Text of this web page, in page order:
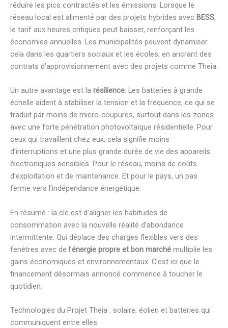
réduire les pics contractés et les émissions. Lorsque le
réseau local est alimenté par des projets hybrides avec BESS,
le tarif aux heures critiques peut baisser, renforçant les
économies annuelles. Les municipalités peuvent dynamiser
cela dans les quartiers sociaux et les écoles, en ancrant des
contrats d’approvisionnement avec des projets comme Theia.
Un autre avantage est la résilience. Les batteries à grande
échelle aident à stabiliser la tension et la fréquence, ce qui se
traduit par moins de micro-coupures, surtout dans les zones
avec une forte pénétration photovoltaïque résidentielle. Pour
ceux qui travaillent chez eux, cela signifie moins
d’interruptions et une plus grande durée de vie des appareils
électroniques sensibles. Pour le réseau, moins de coûts
d’exploitation et de maintenance. Et pour le pays, un pas
ferme vers l’indépendance énergétique.
En résumé : la clé est d’aligner les habitudes de
consommation avec la nouvelle réalité d’abondance
intermittente. Qui déplace des charges flexibles vers des
fenêtres avec de l’énergie propre et bon marché multiplie les
gains économiques et environnementaux. C’est ici que le
financement désormais annoncé commence à toucher le
quotidien.
Technologies du Projet Theia : solaire, éolien et batteries qui
communiquent entre elles